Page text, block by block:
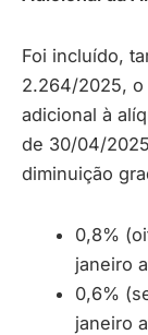
Foi incluído,
2.264/2025,
adicional à
de 30/04/
diminuição
0,8%
janeiro
0,6%
janeiro